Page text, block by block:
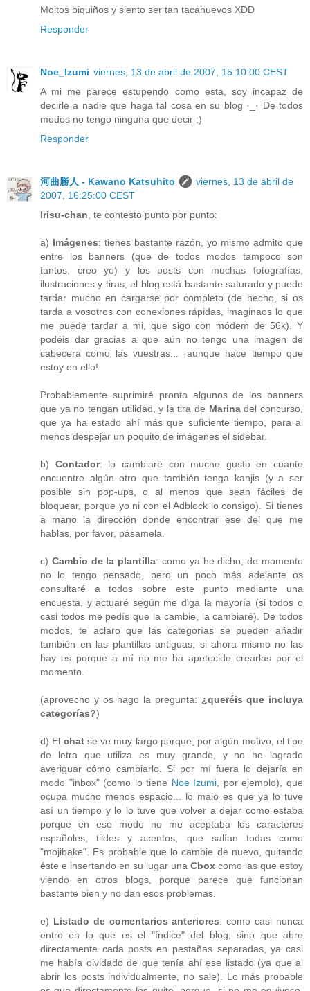
Moitos biquiños y siento ser tan tacahuevos XDD
Responder
Noe_Izumi viernes, 13 de abril de 2007, 15:10:00 CEST
A mi me parece estupendo como esta, soy incapaz de
decirle a nadie que haga tal cosa en su blog ·_· De todos
modos no tengo ninguna que decir ;)
Responder
河曲勝人 - Kawano Katsuhito
viernes, 13 de abril de
2007, 16:25:00 CEST
Irisu-chan , te contesto punto por punto:
a) Imágenes: tienes bastante razón, yo mismo admito que
entre los banners (que de todos modos tampoco son
tantos, creo yo) y los posts con muchas fotografías,
ilustraciones y tiras, el blog está bastante saturado y puede
tardar mucho en cargarse por completo (de hecho, si os
tarda a vosotros con conexiones rápidas, imaginaos lo que
me puede tardar a mi, que sigo con módem de 56k). Y
podéis dar gracias a que aún no tengo una imagen de
cabecera como las vuestras... ¡aunque hace tiempo que
estoy en ello!
Probablemente suprimiré pronto algunos de los banners
que ya no tengan utilidad, y la tira de Marinadel concurso,
que ya ha estado ahí más que suficiente tiempo, para al
menos despejar un poquito de imágenes el sidebar.
b) Contador: lo cambiaré con mucho gusto en cuanto
encuentre algún otro que también tenga kanjis (y a ser
posible sin pop-ups, o al menos que sean fáciles de
bloquear, porque yo ni con el Adblock lo consigo). Si tienes
a mano la dirección donde encontrar ese del que me
hablas, por favor, pásamela.
c) Cambio de la plantilla: como ya he dicho, de momento
no lo tengo pensado, pero un poco más adelante os
consultaré a todos sobre este punto mediante una
encuesta, y actuaré según me diga la mayoría (si todos o
casi todos me pedís que la cambie, la cambiaré). De todos
modos, te aclaro que las categorías se pueden añadir
también en las plantillas antiguas; si ahora mismo no las
hay es porque a mí no me ha apetecido crearlas por el
momento.
(aprovecho y os hago la pregunta: ¿queréis que incluya
categorías?)
d) El chatse ve muy largo porque, por algún motivo, el tipo
de letra que utiliza es muy grande, y no he logrado
averiguar cómo cambiarlo. Si por mí fuera lo dejaría en
modo "inbox" (como lo tiene Noe Izumi , por ejemplo), que
ocupa mucho menos espacio... lo malo es que ya lo tuve
así un tiempo y lo lo tuve que volver a dejar como estaba
porque en ese modo no me aceptaba los caracteres
españoles, tildes y acentos, que salían todas como
"mojibake". Es probable que lo cambie de nuevo, quitando
éste e insertando en su lugar una Cbox como las que estoy
viendo en otros blogs, porque parece que funcionan
bastante bien y no dan esos problemas.
e) Listado de comentarios anteriores: como casi nunca
entro en lo que es el "índice" del blog, sino que abro
directamente cada posts en pestañas separadas, ya casi
me había olvidado de que tenía ahí ese listado (ya que al
abrir los posts individualmente, no sale). Lo más probable